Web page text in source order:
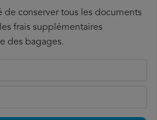
de conserver tous les documents
frais supplémentaires
des bagages.